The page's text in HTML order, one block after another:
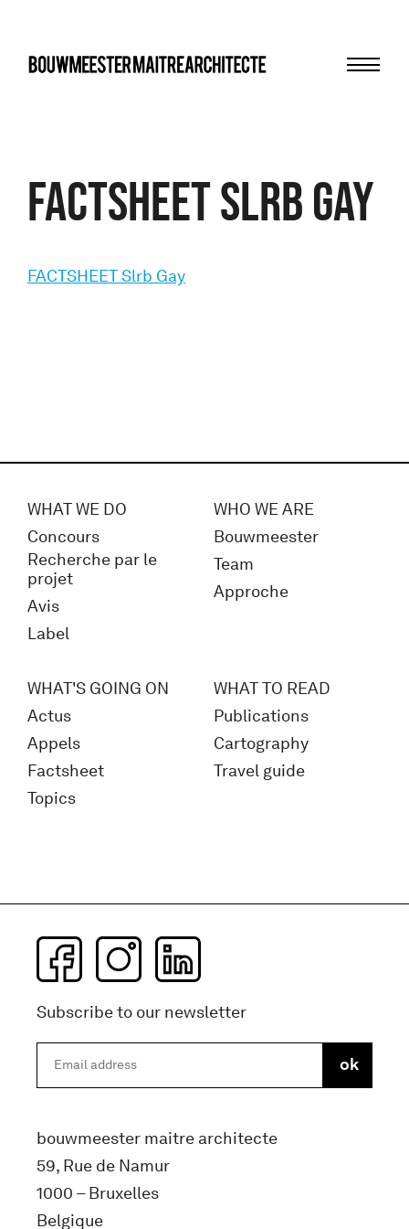
FACTSHEET Slrb Gay
FACTSHEET Slrb Gay
WHAT WE DO
Concours
Recherche par le
projet
Avis
Label
WHO WE ARE
Bouwmeester
Team
Approche
WHAT'S GOING ON
Actus
Appels
Factsheet
Topics
WHAT TO READ
Publications
Cartography
Travel guide
Subscribe to our newsletter
bouwmeester maitre architecte
59, Rue de Namur
1000 – Bruxelles
Belgique